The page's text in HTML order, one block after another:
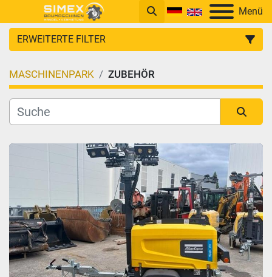
Menü
ERWEITERTE FILTER
KATEGORIE
MASCHINENPARK ZUBEHÖR